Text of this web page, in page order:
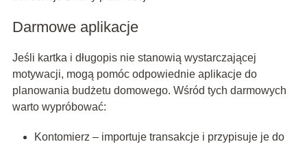
Darmowe aplikacje
Jeśli kartka i długopis nie stanowią wystarczającej
motywacji, mogą pomóc odpowiednie aplikacje do
planowania budżetu domowego. Wśród tych darmowych
warto wypróbować:
Kontomierz – importuje transakcje i przypisuje je do